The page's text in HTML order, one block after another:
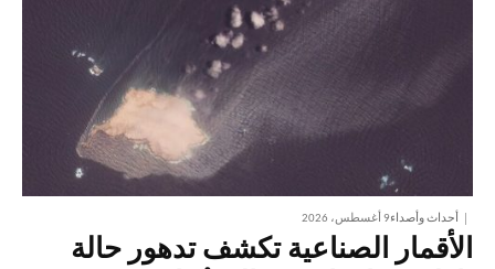
أحداث وأصداء9 أغسطس، 2026
الأقمار الصناعية تكشف تدهور حالة